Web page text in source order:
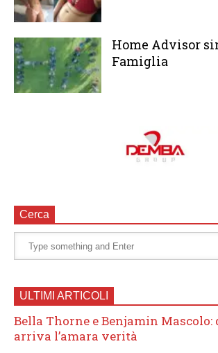
Home Advisor
Famiglia
Cerca
ULTIMI ARTICOLI
Bella Thorne e Benjamin Mascolo:
arriva l’amara verità